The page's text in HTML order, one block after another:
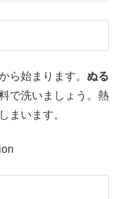
ら始まります。 ぬる
で洗いましょう。熱
まいます。